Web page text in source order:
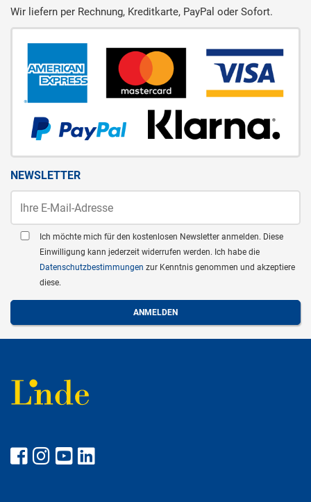
Wir liefern per Rechnung, Kreditkarte, PayPal oder Sofort.
NEWSLETTER
Ich möchte mich für den kostenlosen Newsletter anmelden. Diese
Einwilligung kann jederzeit widerrufen werden. Ich habe die
Datenschutzbestimmungen zur Kenntnis genommen und akzeptiere
diese.